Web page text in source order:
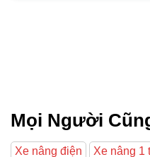
Mọi Người
Xe nâng điện Xe nâng 1